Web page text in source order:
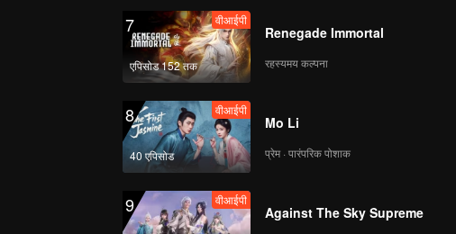
7
एपिसोड 152 तक
वीआईपी
Renegade Immortal
रहस्यमय कल्पना
8
40 एपिसोड
वीआईपी
Mo Li
प्रेम · पारंपरिक पोशाक
9 वीआईपी
Against The Sky Supreme